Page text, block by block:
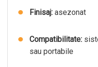
Finisaj: asezonat
Compatibilitate:
sau portabile